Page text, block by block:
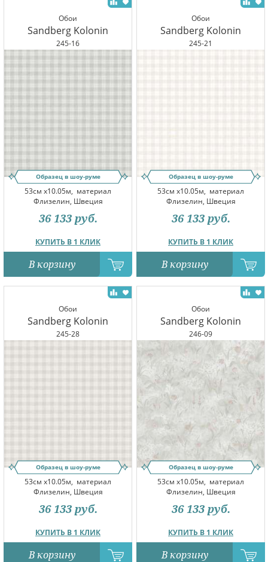
Обои
Sandberg Kolonin
245-16
Образец в шоу-руме
53см x10.05м, материал
Флизелин, Швеция
КУПИТЬ В 1 КЛИК
36 133 руб.
В корзину
Обои
Sandberg Kolonin
245-21
Образец в шоу-руме
53см x10.05м, материал
Флизелин, Швеция
КУПИТЬ В 1 КЛИК
36 133 руб.
В корзину
Обои
Sandberg Kolonin
245-28
Образец в шоу-руме
53см x10.05м, материал
Флизелин, Швеция
КУПИТЬ В 1 КЛИК
36 133 руб.
В корзину
Обои
Sandberg Kolonin
246-09
Образец в шоу-руме
53см x10.05м, материал
Флизелин, Швеция
КУПИТЬ В 1 КЛИК
36 133 руб.
В корзину